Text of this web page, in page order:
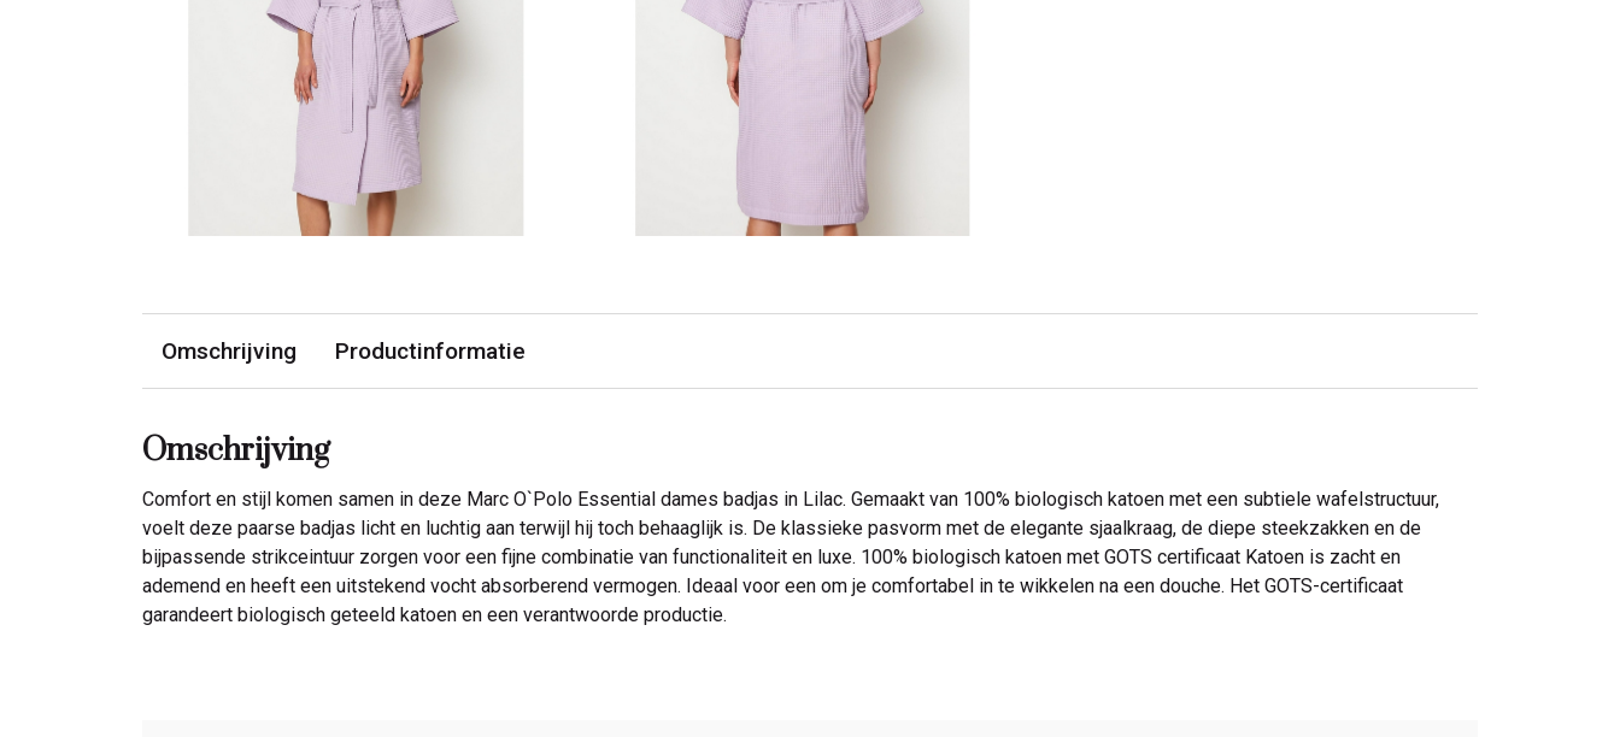
Omschrijving Productinformatie
Omschrijving
Comfort en stijl komen samen in deze Marc O`Polo Essential dames badjas in Lilac. Gemaakt van 100% biologisch katoen met een subtiele wafelstructuur,
voelt deze paarse badjas licht en luchtig aan terwijl hij toch behaaglijk is. De klassieke pasvorm met de elegante sjaalkraag, de diepe steekzakken en de
bijpassende strikceintuur zorgen voor een fijne combinatie van functionaliteit en luxe. 100% biologisch katoen met GOTS certificaat Katoen is zacht en
ademend en heeft een uitstekend vocht absorberend vermogen. Ideaal voor een om je comfortabel in te wikkelen na een douche. Het GOTS-certificaat
garandeert biologisch geteeld katoen en een verantwoorde productie.